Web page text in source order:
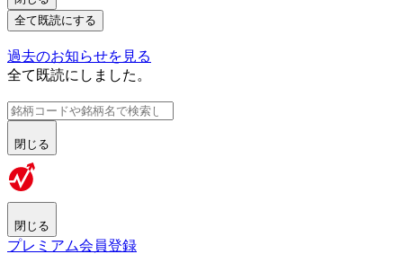
全て既読にする
過去のお知らせを見る
全て既読にしました。
閉じる
閉じる
プレミアム会員登録